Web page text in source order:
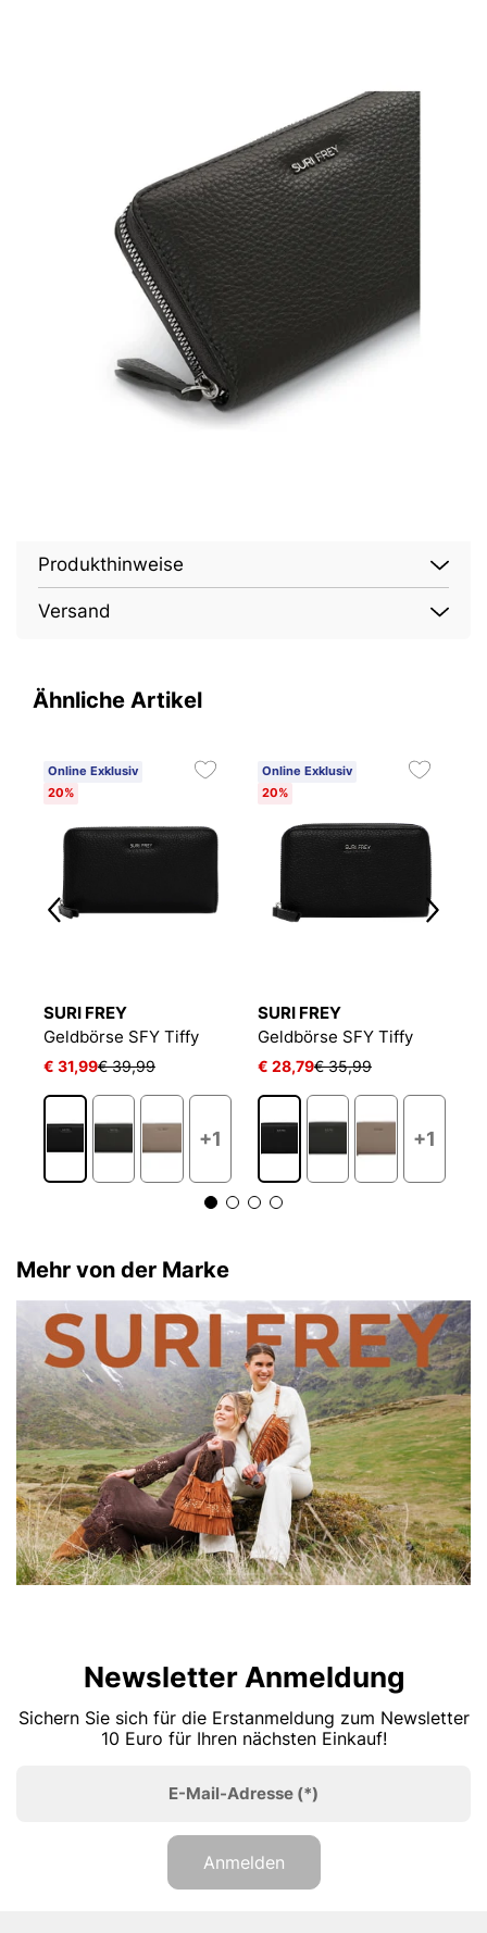
Produkthinweise
Versand
Ähnliche Artikel
Online Exklusiv
20%
SURI FREY
Geldbörse SFY Tiffy
€ 31,99€ 39,99
+1
Online Exklusiv
20%
SURI FREY
Geldbörse SFY Tiffy
€ 28,79€ 35,99
+1
Mehr von der Marke
Newsletter Anmeldung
Sichern Sie sich für die Erstanmeldung zum Newsletter
10 Euro für Ihren nächsten Einkauf!
E-Mail-Adresse (*)
Anmelden